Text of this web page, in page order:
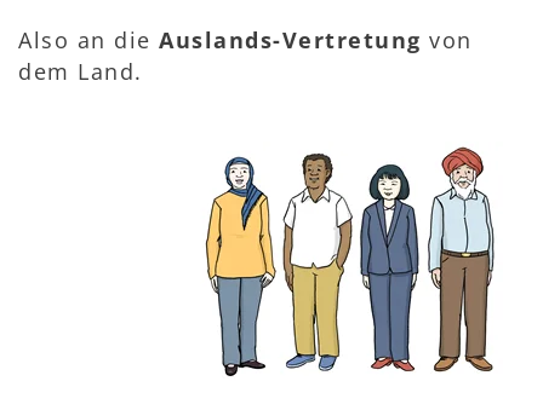
Also an die Auslands-Vertretung von
dem Land.